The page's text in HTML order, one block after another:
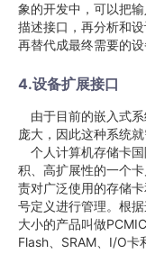
象的开发中，可以把
描述接口，再分析和
再替代成最终需要的设
4.设备扩展接口
由于目前的嵌入式系
庞大，因此这种系统
个人计算机存储卡国
积、高扩展性的一个
责对广泛使用的存储
号定义进行管理。根
大小的产品叫做
Flash、SRAM、I/O卡